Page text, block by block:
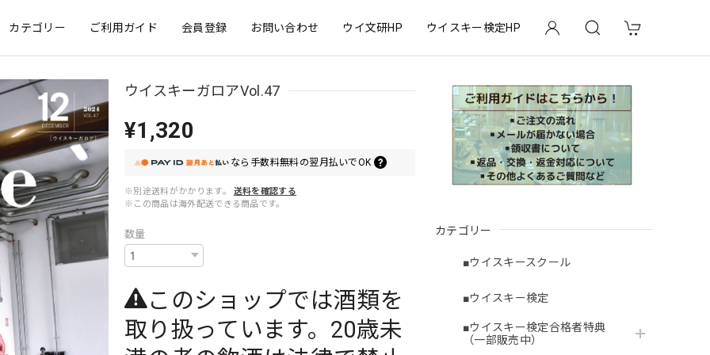
カテゴリー ご利用ガイド 会員登録 お問い合わせ ウイ文研HP ウイスキー検定HP
カテゴリー
■ウイスキースクール
■ウイスキー検定
■ウイスキー検定合格者特典
（一部販売中）
ウイスキーガロアVol.47
¥1,320
なら 手数料無料の翌月払いでOK
※別途送料がかかります。
送料を確認する
※この商品は海外配送できる商品です。
数量
このショップでは酒類を
取り扱っています。20歳未